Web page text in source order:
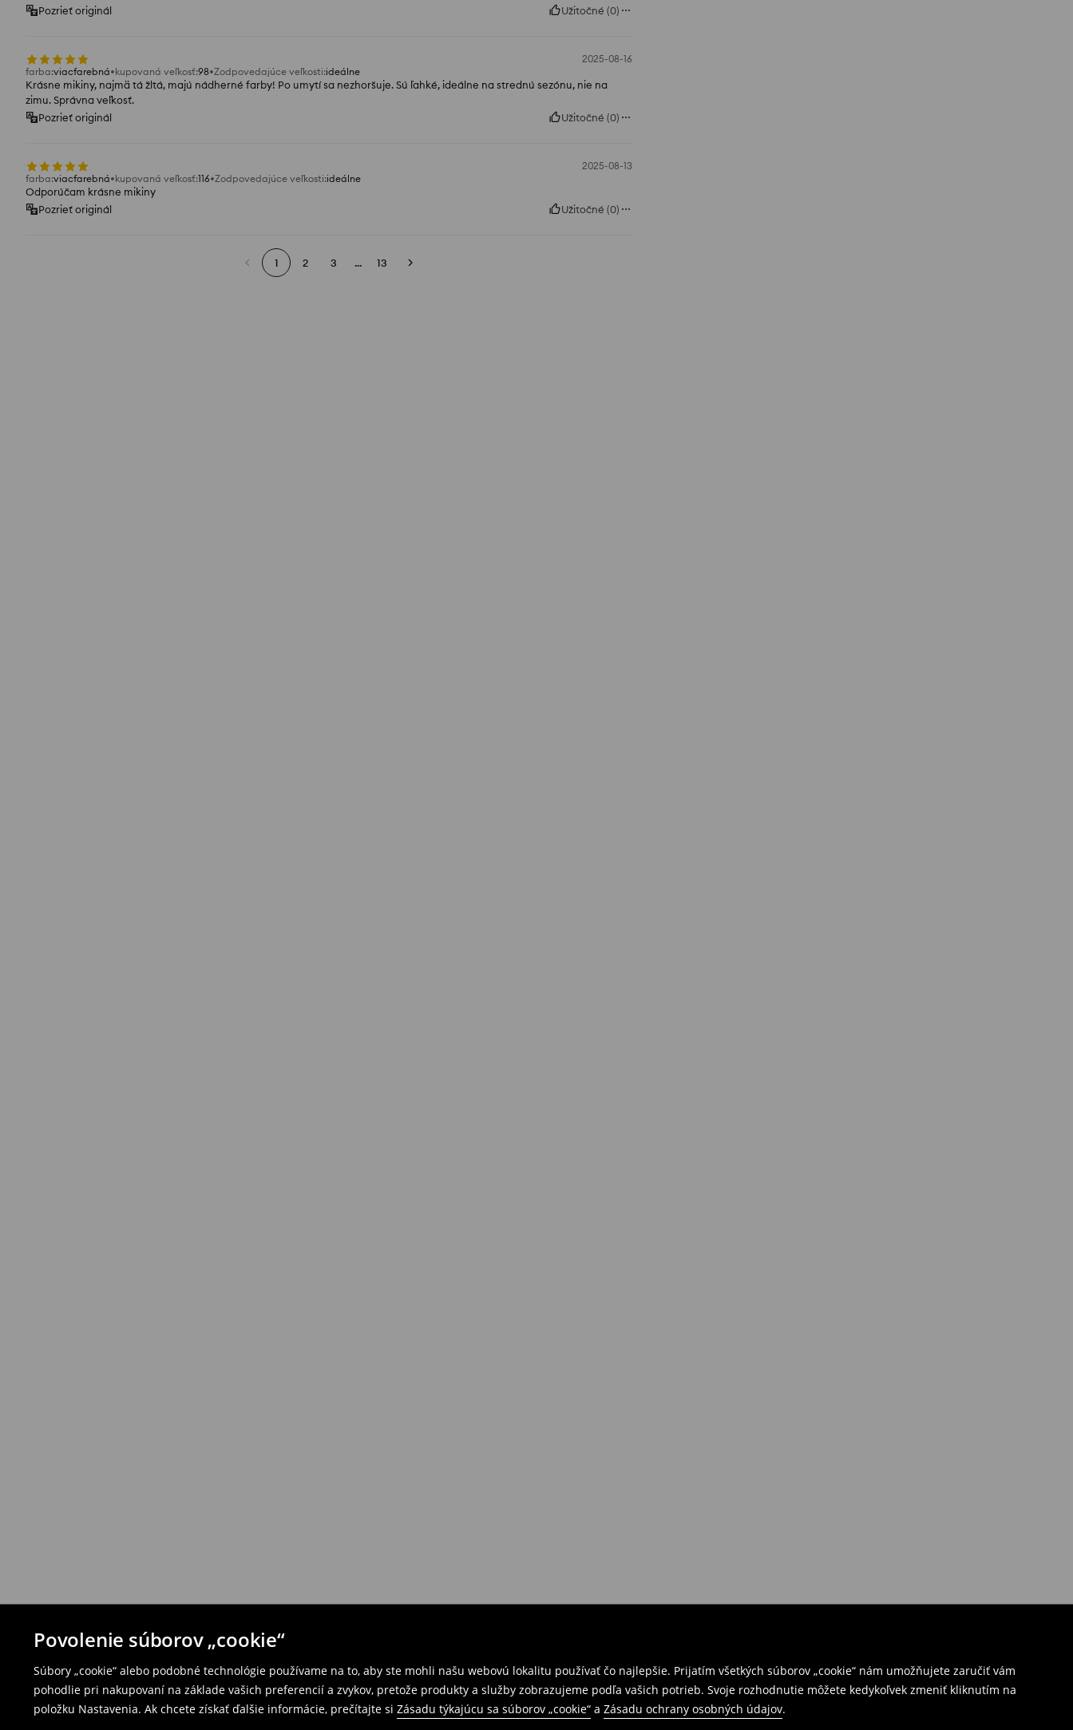
Povolenie súborov „cookie“
Súbory „cookie“ alebo podobné technológie používame na to, aby ste mohli našu webovú lokalitu používať čo najlepšie. Prijatím všetkých súborov „cookie“ nám umožňujete zaručiť vám
pohodlie pri nakupovaní na základe vašich preferencií a zvykov, pretože produkty a služby zobrazujeme podľa vašich potrieb. Svoje rozhodnutie môžete kedykoľvek zmeniť kliknutím na
položku Nastavenia. Ak chcete získať ďalšie informácie, prečítajte si Zásadu týkajúcu sa súborov „cookie“ a Zásadu ochrany osobných údajov.
Pozrieť originál
Užitočné (0)
2025-08-16
farba:viacfarebná kupovaná veľkosť:98 Zodpovedajúce veľkosti:ideálne
Krásne mikiny, najmä tá žltá, majú nádherné farby! Po umytí sa nezhoršuje. Sú ľahké, ideálne na strednú sezónu, nie na
zimu. Správna veľkosť.
Pozrieť originál
Užitočné (0)
2025-08-13
farba:viacfarebná kupovaná veľkosť:116 Zodpovedajúce veľkosti:ideálne
Odporúčam krásne mikiny
Pozrieť originál
Užitočné (0)
1 2 3 ... 13